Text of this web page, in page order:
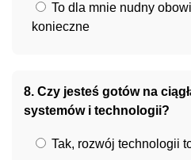
To dla mnie nudny
konieczne
8. Czy jesteś gotów na
systemów i technologii?
Tak, rozwój technologii